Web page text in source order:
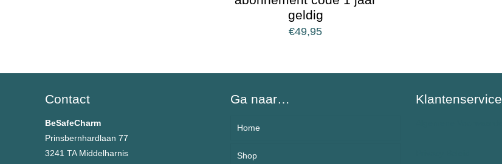
geldig
€49,95
Contact
BeSafeCharm
Prinsbernhardlaan 77
3241 TA Middelharnis
Ga naar…
Home
Over BeSafeCharm – ons verhaal
Shop
Klantenservice